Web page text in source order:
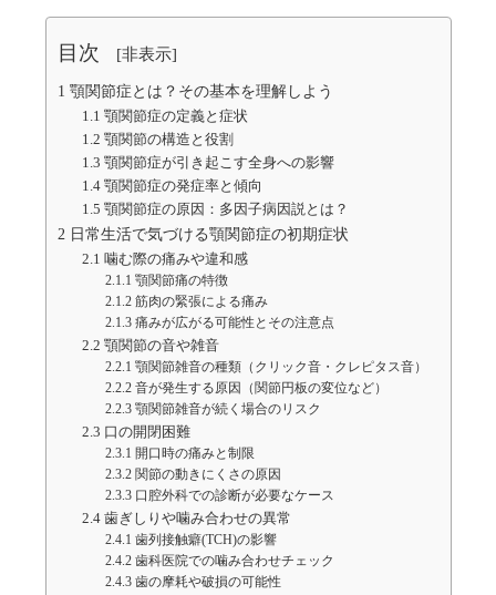
目次 [非表示]
1 顎関節症とは？その基本を理解しよう
1.1 顎関節症の定義と症状
1.2 顎関節の構造と役割
1.3 顎関節症が引き起こす全身への影響
1.4 顎関節症の発症率と傾向
1.5 顎関節症の原因：多因子病因説とは？
2 日常生活で気づける顎関節症の初期症状
2.1 噛む際の痛みや違和感
2.1.1 顎関節痛の特徴
2.1.2筋肉の緊張による痛み
2.1.3痛みが広がる可能性とその注意点
2.2 顎関節の音や雑音
2.2.1 顎関節雑音の種類（クリック音・クレピタス音）
2.2.2音が発生する原因（関節円板の変位など）
2.2.3顎関節雑音が続く場合のリスク
2.3 口の開閉困難
2.3.1 開口時の痛みと制限
2.3.2関節の動きにくさの原因
2.3.3口腔外科での診断が必要なケース
2.4 歯ぎしりや噛み合わせの異常
2.4.1 歯列接触癖(TCH)の影響
2.4.2歯科医院での噛み合わせチェック
2.4.3歯の摩耗や破損の可能性